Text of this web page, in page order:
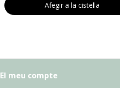
Afegir a la cistella
El meu compte